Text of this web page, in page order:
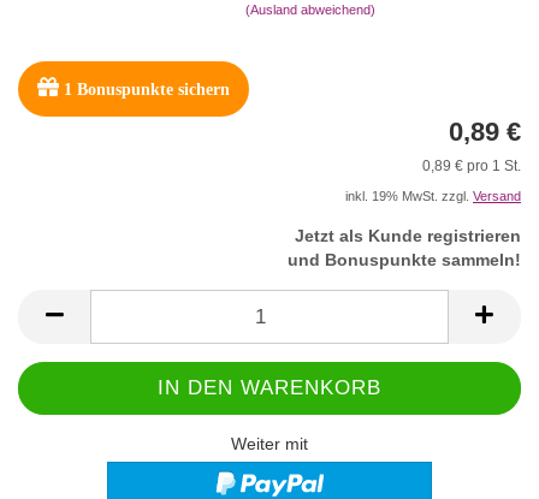
(Ausland abweichend)
1 Bonuspunkte sichern
0,89 €
0,89 € pro 1 St.
inkl. 19% MwSt. zzgl. Versand
Jetzt als Kunde registrieren
und Bonuspunkte sammeln!
Weiter mit